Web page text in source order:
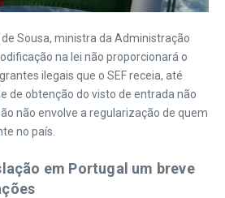
Sousa, ministra da Administração
na lei não proporcionará o
ilegais que o SEF receia, até
de obtenção do visto de entrada não
não envolve a regularização de quem
no país.
em Portugal um breve